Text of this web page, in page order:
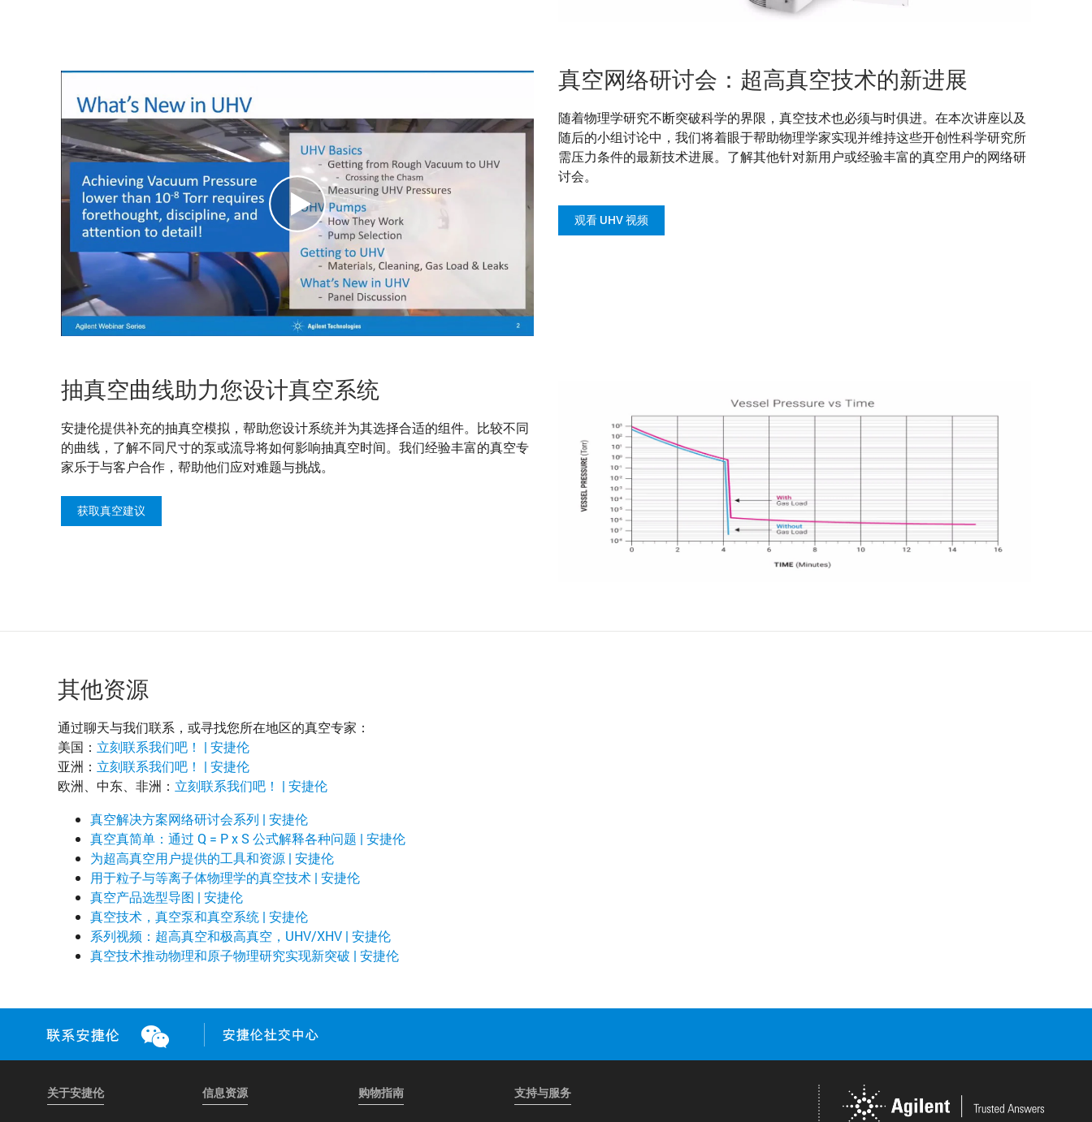
真空网络研讨会：超高真空技术的新进展
随着物理学研究不断突破科学的界限，真空技术也必须与时俱进。在本次讲座以及
随后的小组讨论中，我们将着眼于帮助物理学家实现并维持这些开创性科学研究所
需压力条件的最新技术进展。了解其他针对新用户或经验丰富的真空用户的网络研
讨会。
观看 UHV 视频
抽真空曲线助力您设计真空系统
安捷伦提供补充的抽真空模拟，帮助您设计系统并为其选择合适的组件。比较不同
的曲线，了解不同尺寸的泵或流导将如何影响抽真空时间。我们经验丰富的真空专
家乐于与客户合作，帮助他们应对难题与挑战。
获取真空建议
其他资源
通过聊天与我们联系，或寻找您所在地区的真空专家：
美国： 立刻联系我们吧！ | 安捷伦
亚洲： 立刻联系我们吧！ | 安捷伦
欧洲、中东、非洲： 立刻联系我们吧！ | 安捷伦
真空解决方案网络研讨会系列 | 安捷伦
真空真简单：通过 Q = P x S 公式解释各种问题 | 安捷伦
为超高真空用户提供的工具和资源 | 安捷伦
用于粒子与等离子体物理学的真空技术 | 安捷伦
真空产品选型导图 | 安捷伦
真空技术，真空泵和真空系统 | 安捷伦
系列视频：超高真空和极高真空，UHV/XHV | 安捷伦
真空技术推动物理和原子物理研究实现新突破 | 安捷伦
关于安捷伦 信息资源 购物指南 支持与服务